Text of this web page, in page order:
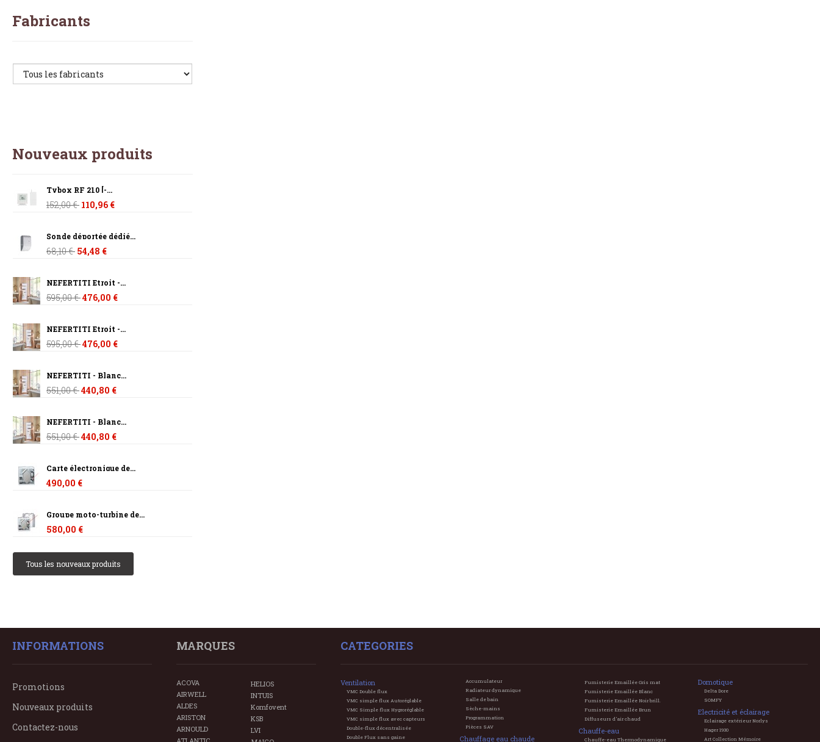
Fabricants
Nouveaux produits
Tybox RF 210 [-...
152,00 € 110,96 €
Sonde déportée dédié...
68,10 € 54,48 €
NEFERTITI Etroit -...
595,00 €476,00 €
NEFERTITI Etroit -...
595,00 €476,00 €
NEFERTITI - Blanc...
551,00 €440,80 €
NEFERTITI - Blanc...
551,00 €440,80 €
Carte électronique de...
490,00 €
Groupe moto-turbine de...
580,00 €
Tous les nouveaux produits
INFORMATIONS
Promotions
Nouveaux produits
Contactez-nous
MARQUES
ACOVA
AIRWELL
ALDES
ARISTON
ARNOULD
HELIOS
INTUIS
Komfovent
KSB
LVI
CATEGORIES
Ventilation
VMC Double flux
VMC simple flux Autoréglable
VMC Simple flux Hygroréglable
VMC simple flux avec capteurs
Double-flux décentralisée
Double Flux sans gaine
Accumulateur
Radiateur dynamique
Salle de bain
Sèche-mains
Programmation
Pièces SAV
Chauffage eau chaude
Fumisterie Emaillée Gris mat
Fumisterie Emaillée Blanc
Fumisterie Emaillée Noir brill.
Fumisterie Emaillée Brun
Diffuseurs d'air chaud
Chauffe-eau
Chauffe-eau Thermodynamique
Domotique
Delta Dore
SOMFY
Electricité et éclairage
Eclairage extérieur Norlys
Hager 1930
Art Collection Mémoire